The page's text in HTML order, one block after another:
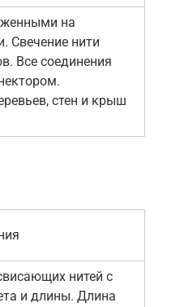
на
Свечение нити
Все соединения
стен и крыш
нитей с
и длины. Длина